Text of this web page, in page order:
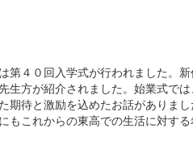
４０回入学式が行われました。
方が紹介されました。始業式で
待と激励を込めたお話がありま
これからの東高での生活に対す